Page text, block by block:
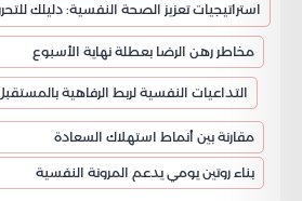
مخاطر رهن الرضا بعطلة نهاية الأسبوع
التداعيات النفسية لربط الرفاهية
مقارنة بين أنماط استهلاك السعادة
بناء روتين يومي يدعم المرونة النفسية